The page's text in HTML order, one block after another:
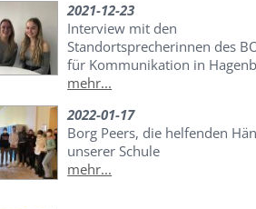
2021-12-23
Interview mit den
Standortsprecherinnen des
für Kommunikation in
mehr...
2022-01-17
Borg Peers, die helfenden
unserer Schule
mehr...